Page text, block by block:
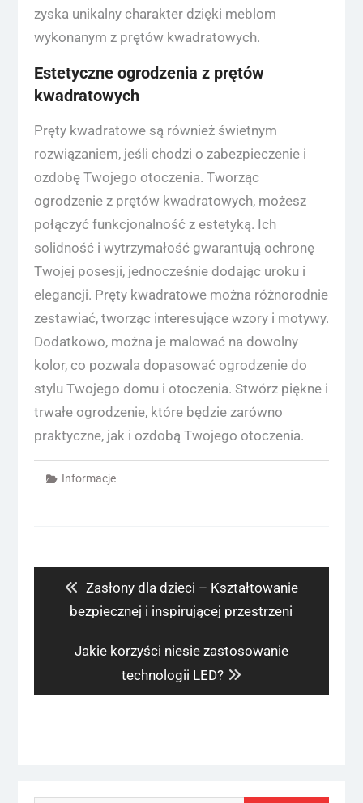
zyska unikalny charakter dzięki meblom
wykonanym z prętów kwadratowych.
Estetyczne ogrodzenia z prętów
kwadratowych
Pręty kwadratowe są również świetnym
rozwiązaniem, jeśli chodzi o zabezpieczenie i
ozdobę Twojego otoczenia. Tworząc
ogrodzenie z prętów kwadratowych, możesz
połączyć funkcjonalność z estetyką. Ich
solidność i wytrzymałość gwarantują ochronę
Twojej posesji, jednocześnie dodając uroku i
elegancji. Pręty kwadratowe można różnorodnie
zestawiać, tworząc interesujące wzory i motywy.
Dodatkowo, można je malować na dowolny
kolor, co pozwala dopasować ogrodzenie do
stylu Twojego domu i otoczenia. Stwórz piękne i
trwałe ogrodzenie, które będzie zarówno
praktyczne, jak i ozdobą Twojego otoczenia.
Informacje
Previous
post:
Zasłony dla dzieci – Kształtowanie
bezpiecznej i inspirującej przestrzeni
Next
Jakie korzyści niesie zastosowanie
technologii LED?